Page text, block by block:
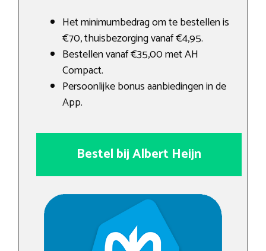
Het minimumbedrag om te bestellen is
€70, thuisbezorging vanaf €4,95.
Bestellen vanaf €35,00 met AH
Compact.
Persoonlijke bonus aanbiedingen in de
App.
Bestel bij Albert Heijn